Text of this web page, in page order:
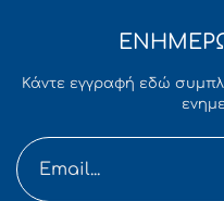
Κάντε εγγραφή εδώ